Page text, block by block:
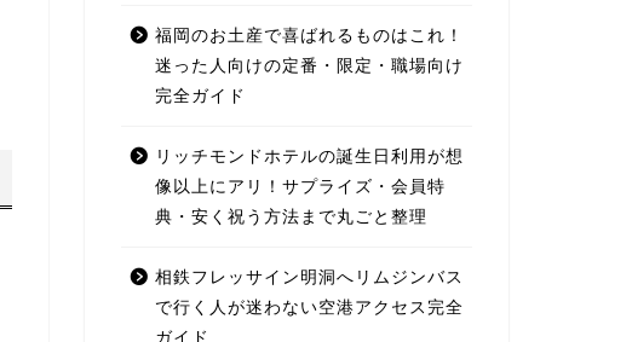
福岡のお土産で喜ばれるものはこれ！
迷った人向けの定番・限定・職場向け
完全ガイド
リッチモンドホテルの誕生日利用が想
像以上にアリ！サプライズ・会員特
典・安く祝う方法まで丸ごと整理
相鉄フレッサイン明洞へリムジンバス
で行く人が迷わない空港アクセス完全
ガイド